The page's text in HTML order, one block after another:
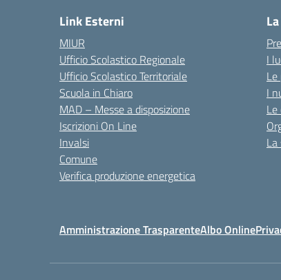
Link Esterni
MIUR
Ufficio Scolastico Regionale
Ufficio Scolastico Territoriale
Scuola in Chiaro
MAD – Messe a disposizione
Iscrizioni On Line
Invalsi
Comune
Verifica produzione energetica
I
I
Amministrazione TrasparenteAlbo Online